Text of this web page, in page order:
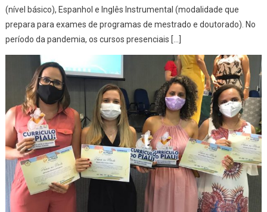
(nível básico), Espanhol e Inglês Instrumental (modalidade que
prepara para exames de programas de mestrado e doutorado). No
período da pandemia, os cursos presenciais […]